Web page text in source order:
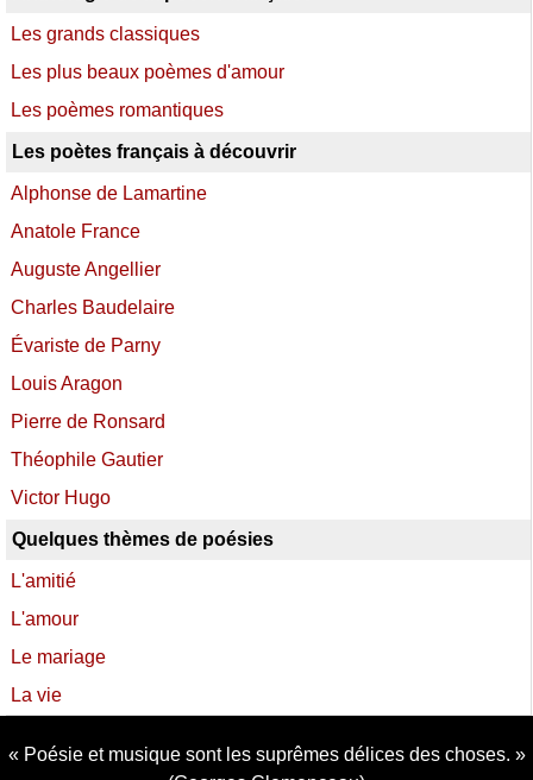
Les grands classiques
Les plus beaux poèmes d'amour
Les poèmes romantiques
Les poètes français à découvrir
Alphonse de Lamartine
Anatole France
Auguste Angellier
Charles Baudelaire
Évariste de Parny
Louis Aragon
Pierre de Ronsard
Théophile Gautier
Victor Hugo
Quelques thèmes de poésies
L'amitié
L'amour
Le mariage
La vie
Poésie et musique sont les suprêmes délices des choses.